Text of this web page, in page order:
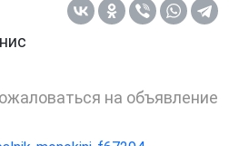
на объявление